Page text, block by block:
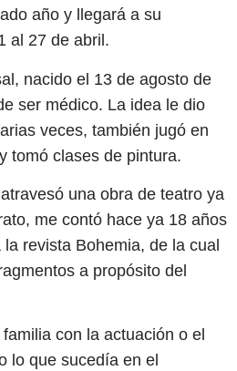
año y llegará a su
al 27 de abril.
nacido el 13 de agosto de
ser médico. La idea le dio
veces, también jugó en
tomó clases de pintura.
una obra de teatro ya
me contó hace ya 18 años
revista Bohemia, de la cual
a propósito del
con la actuación o el
lo que sucedía en el